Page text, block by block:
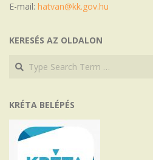
E-mail: hatvan@kk.gov.hu
KERESÉS AZ OLDALON
Search
Search
KRÉTA BELÉPÉS